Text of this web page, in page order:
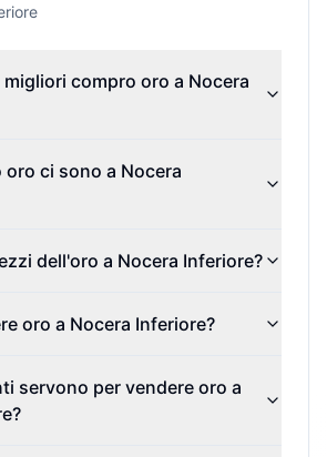
compro oro a Nocera
ci sono a Nocera
dell'oro a Nocera Inferiore?
oro a Nocera Inferiore?
servono per vendere oro a